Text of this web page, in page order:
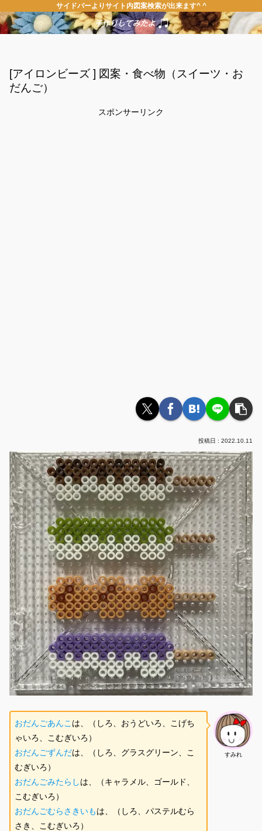
サイドバーよりサイト内図案検索が出来ます^ ^
[アイロンビーズ ] 図案・食べ物（スイーツ・お
だんご）
スポンサーリンク
2022.10.11
すみれ
おだんごあんこ は、（しろ、おうどいろ、こげち
ゃいろ、こむぎいろ）
おだんごずんだは、（しろ、グラスグリーン、こ
むぎいろ）
おだんごみたらしは、（キャラメル、ゴールド、
こむぎいろ）
おだんごむらさきいもは、（しろ、パステルむら
さき、こむぎいろ）